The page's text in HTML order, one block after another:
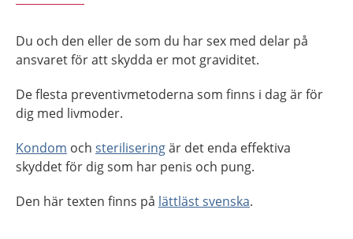
Du och den eller de som du har sex med delar på
ansvaret för att skydda er mot graviditet.
De flesta preventivmetoderna som finns i dag är för
dig med livmoder.
Kondom och steriliseringär det enda effektiva
skyddet för dig som har penis och pung.
Den här texten finns på lättläst svenska.